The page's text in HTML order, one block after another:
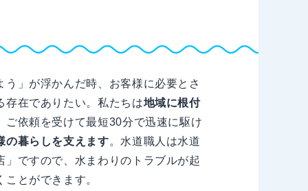
」が浮かんだ時、お客様に必要とさ
存在でありたい。私たちは地域に根付
ご依頼を受けて最短30分で迅速に駆け
の暮らしを支えます。水道職人は水道
ですので、水まわりのトラブルが起
とができます。